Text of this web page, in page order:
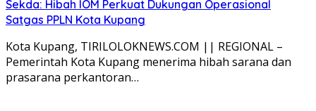
Sekda: Hibah IOM Perkuat Dukungan Operasional
Satgas PPLN Kota Kupang
Kota Kupang, TIRILOLOKNEWS.COM || REGIONAL –
Pemerintah Kota Kupang menerima hibah sarana dan
prasarana perkantoran…